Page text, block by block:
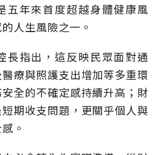
五年來首度超越身體健康風
人生風險之一。
長指出，這反映民眾面對通
療與照護支出增加等多重環
全的不確定感持續升高；財
期收支問題，更關乎個人與
。